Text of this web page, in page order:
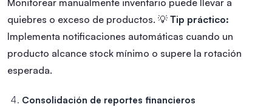
Monitorear manualmente inventario puede llevar a
quiebres o exceso de productos. 💡 Tip práctico:
Implementa notificaciones automáticas cuando un
producto alcance stock mínimo o supere la rotación
esperada.
Consolidación de reportes financieros